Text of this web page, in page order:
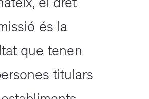
el dret
és la
que tenen
titulars